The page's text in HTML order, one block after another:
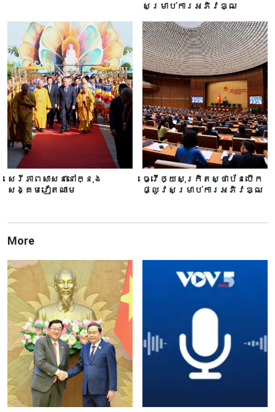
សម្រាប់ការអភិវឌ្ឍ
សេរីភាពសាសនានៅក្នុង
សង្គមវៀតណាម
ធ្វើឲ្យសុក្រិតស្ថាប័នបើក
ផ្លូវសម្រាប់ការអភិវឌ្ឍ
More